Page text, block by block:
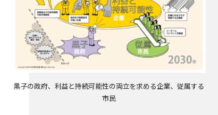
黒子の政府、利益と持続可能性の両立を求める企業、従属する
市民